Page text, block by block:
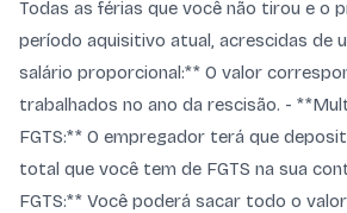
Todas as férias que você não tirou e o
período aquisitivo atual, acrescidas de
salário proporcional:** O valor
trabalhados no ano da rescisão. -
FGTS:** O empregador terá que
total que você tem de FGTS na sua
FGTS:** Você poderá sacar todo o